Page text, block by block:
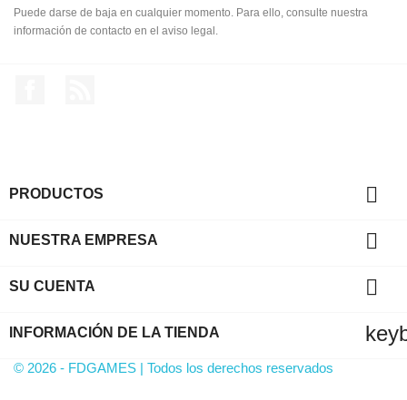
Puede darse de baja en cualquier momento. Para ello, consulte nuestra
información de contacto en el aviso legal.
PRODUCTOS 
NUESTRA EMPRESA 
SU CUENTA 
INFORMACIÓN DE LA TIENDA
© 2026 - FDGAMES | Todos los derechos reservados